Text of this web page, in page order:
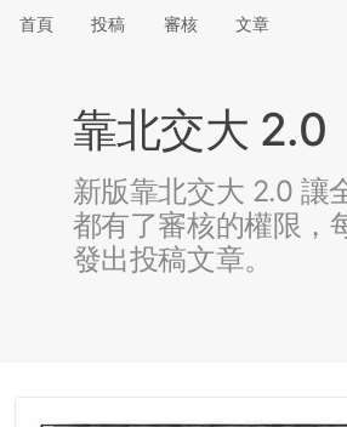
首頁 投稿 審核 文章
靠北交大 2.0
新版靠北交大 2.0 讓
都有了審核的權限，
發出投稿文章。